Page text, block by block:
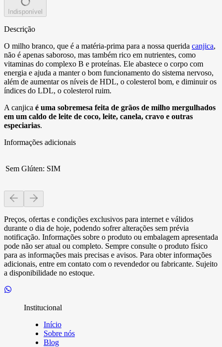
Indisponível
Descrição
O milho branco, que é a matéria-prima para a nossa querida canjica,
não é apenas saboroso, mas também rico em nutrientes, como
vitaminas do complexo B e proteínas. Ele abastece o corpo com
energia e ajuda a manter o bom funcionamento do sistema nervoso,
além de aumentar os níveis de HDL, o colesterol bom, e diminuir os
índices do LDL, o colesterol ruim.
A canjica é uma sobremesa feita de grãos de milho mergulhados
em um caldo de leite de coco, leite, canela, cravo e outras
especiarias.
Informações adicionais
Sem Glúten: SIM
Preços, ofertas e condições exclusivos para internet e válidos
durante o dia de hoje, podendo sofrer alterações sem prévia
notificação. Informações sobre o produto ou embalagem apresentada
pode não ser atual ou completo. Sempre consulte o produto físico
para as informações mais precisas e avisos. Para obter informações
adicionais, entre em contato com o revendedor ou fabricante. Sujeito
a disponibilidade no estoque.
Institucional
Início
Sobre nós
Blog